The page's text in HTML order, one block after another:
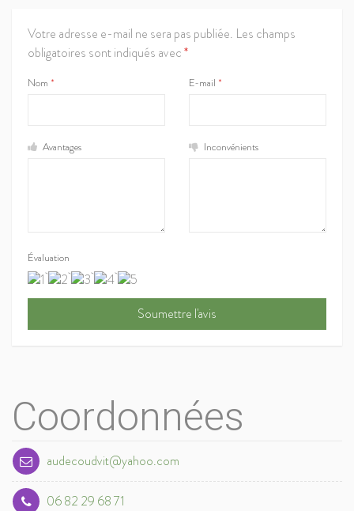
Votre adresse e-mail ne sera pas publiée. Les champs
obligatoires sont indiqués avec*
Nom * E-mail *
Avantages Inconvénients
Évaluation
Coordonnées
audecoudvit@yahoo.com
06 82 29 68 71